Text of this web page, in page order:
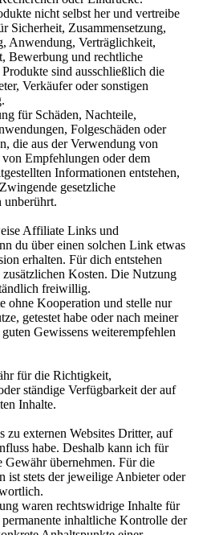
nicht selbst her und vertreibe
Sicherheit, Zusammensetzung,
Anwendung, Verträglichkeit,
Bewerbung und rechtliche
sind ausschließlich die
Verkäufer oder sonstigen
für Schäden, Nachteile,
Folgeschäden oder
die aus der Verwendung von
Empfehlungen oder dem
Informationen entstehen,
gesetzliche
unberührt.
Affiliate Links und
du über einen solchen Link etwas
erhalten. Für dich entstehen
Kosten. Die Nutzung
freiwillig.
ohne Kooperation und stelle nur
getestet habe oder nach meiner
Gewissens weiterempfehlen
für die Richtigkeit,
ständige Verfügbarkeit der auf
Inhalte.
zu externen Websites Dritter, auf
habe. Deshalb kann ich für
Gewähr übernehmen. Für die
ist stets der jeweilige Anbieter oder
waren rechtswidrige Inhalte für
inhaltliche Kontrolle der